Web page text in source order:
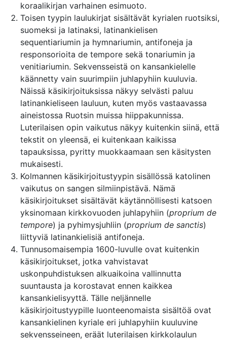
koraalikirjan varhainen esimuoto.
Toisen tyypin laulukirjat sisältävät kyrialen ruotsiksi,
suomeksi ja latinaksi, latinankielisen
sequentiariumin ja hymnariumin, antifoneja ja
responsorioita de tempore sekä tonariumin ja
venitiariumin. Sekvensseistä on kansankielelle
käännetty vain suurimpiin juhlapyhiin kuuluvia.
Näissä käsikirjoituksissa näkyy selvästi paluu
latinankieliseen lauluun, kuten myös vastaavassa
aineistossa Ruotsin muissa hiippakunnissa.
Luterilaisen opin vaikutus näkyy kuitenkin siinä, että
tekstit on yleensä, ei kuitenkaan kaikissa
tapauksissa, pyritty muokkaamaan sen käsitysten
mukaisesti.
Kolmannen käsikirjoitustyypin sisällössä katolinen
vaikutus on sangen silmiinpistävä. Nämä
käsikirjoitukset sisältävät käytännöllisesti katsoen
yksinomaan kirkkovuoden juhlapyhiin (proprium de
tempore) ja pyhimysjuhliin (proprium de sanctis)
liittyviä latinankielisiä antifoneja.
Tunnusomaisempia 1600-luvulle ovat kuitenkin
käsikirjoitukset, jotka vahvistavat
uskonpuhdistuksen alkuaikoina vallinnutta
suuntausta ja korostavat ennen kaikkea
kansankielisyyttä. Tälle neljännelle
käsikirjoitustyypille luonteenomaista sisältöä ovat
kansankielinen kyriale eri juhlapyhiin kuuluvine
sekvensseineen, eräät luterilaisen kirkkolaulun